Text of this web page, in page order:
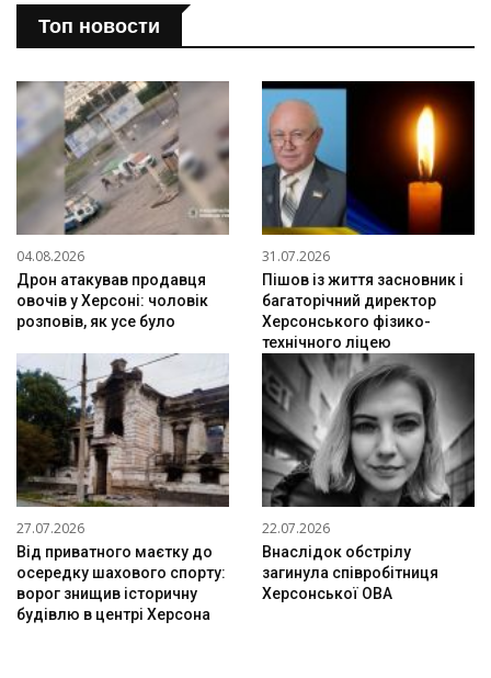
Топ новости
04.08.2026
Дрон атакував продавця
овочів у Херсоні: чоловік
розповів, як усе було
31.07.2026
Пішов із життя засновник і
багаторічний директор
Херсонського фізико-
технічного ліцею
27.07.2026
Від приватного маєтку до
осередку шахового спорту:
ворог знищив історичну
будівлю в центрі Херсона
22.07.2026
Внаслідок обстрілу
загинула співробітниця
Херсонської ОВА